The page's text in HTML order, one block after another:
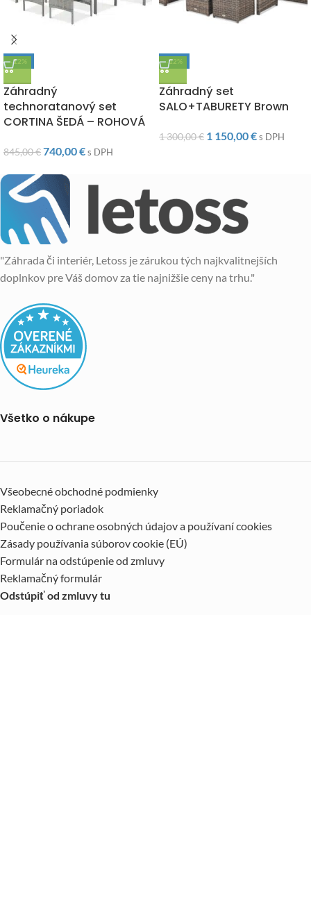
-12%
Záhradný
technoratanový set
CORTINA ŠEDÁ – ROHOVÁ
845,00€740,00€s DPH
-12%
Záhradný set
SALO+TABURETY Brown
1 300,00€ 1 150,00€s DPH
"Záhrada či interiér, Letoss je zárukou tých najkvalitnejších
doplnkov pre Váš domov za tie najnižšie ceny na trhu."
Všetko o nákupe
Všeobecné obchodné podmienky
Reklamačný poriadok
Poučenie o ochrane osobných údajov a používaní cookies
Zásady používania súborov cookie (EÚ)
Formulár na odstúpenie od zmluvy
Reklamačný formulár
Odstúpiť od zmluvy tu